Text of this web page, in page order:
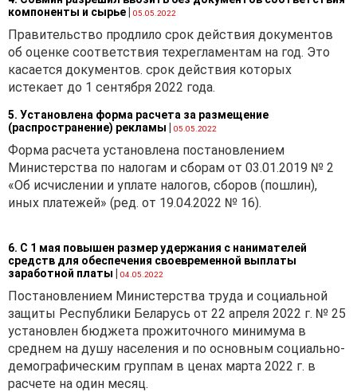
компоненты и сырье| 05.05.2022
Правительство продлило срок действия документов
об оценке соответствия техрегламентам на год. Это
касается документов. срок действия которых
истекает до 1 сентября 2022 года.
5. Установлена форма расчета за размещение
(распространение) рекламы | 05.05.2022
Форма расчета установлена постановлением
Министерства по налогам и сборам от 03.01.2019 № 2
«Об исчислении и уплате налогов, сборов (пошлин),
иных платежей» (ред. от 19.04.2022 № 16).
6. С 1 мая повышен размер удержания с нанимателей
средств для обеспечения своевременной выплаты
заработной платы | 04.05.2022
Постановлением Министерства труда и социальной
защиты Республики Беларусь от 22 апреля 2022 г. № 25
установлен бюджета прожиточного минимума в
среднем на душу населения и по основным социально-
демографическим группам в ценах марта 2022 г. в
расчете на один месяц.